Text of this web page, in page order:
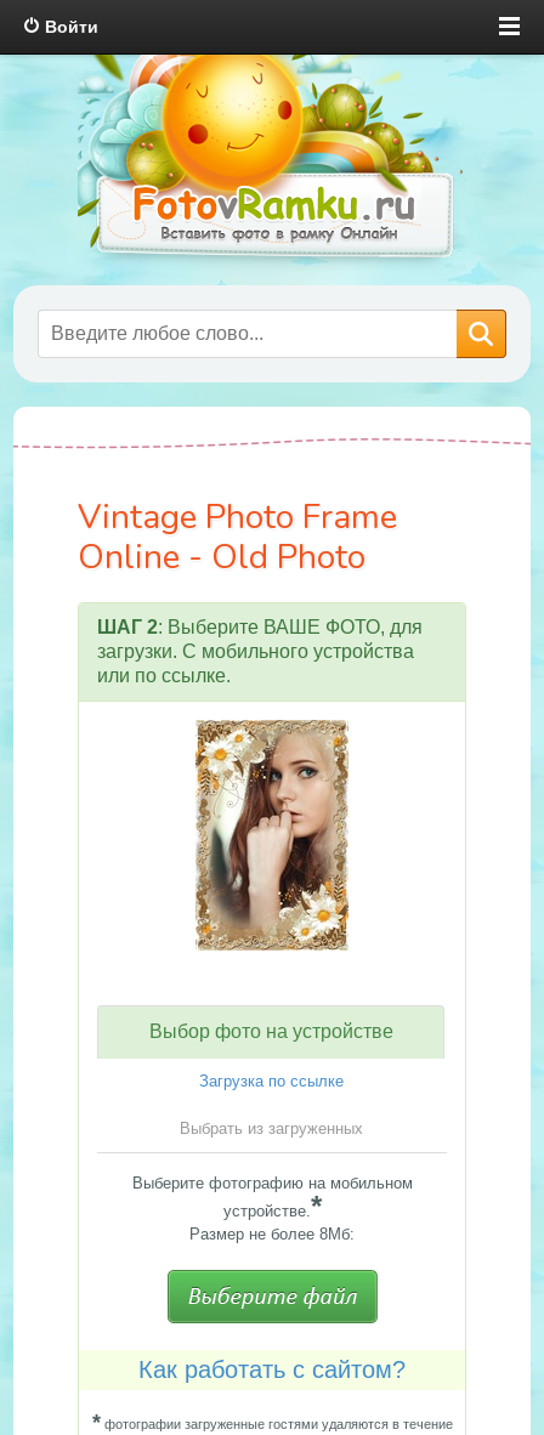
Войти
Vintage Photo Frame
Online - Old Photo
ШАГ 2: Выберите ВАШЕ ФОТО, для
загрузки. С мобильного устройства
или по ссылке.
Выбор фото на устройстве
Загрузка по ссылке
Выбрать из загруженных
Выберите фотографию на мобильном
устройстве.*
Размер не более 8Мб:
Как работать с сайтом?
*фотографии загруженные гостями удаляются в течение